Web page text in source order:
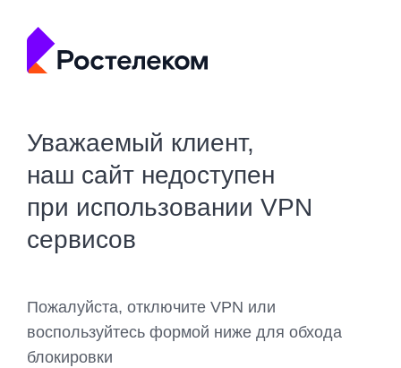
Уважаемый клиент,
наш сайт недоступен
при использовании VPN
сервисов
Пожалуйста, отключите VPN или
воспользуйтесь формой ниже для обхода
блокировки